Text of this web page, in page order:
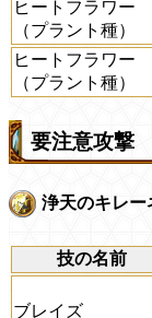
ヒートフラワー
（プラント種）
ヒートフラワー
（プラント種）
要注意攻撃
浄天のキレー
技の名前
ブレイズ